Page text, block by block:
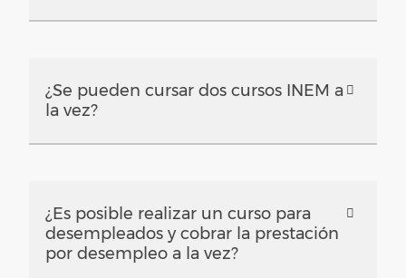
¿Se pueden cursar dos cursos INEM a
la vez?
¿Es posible realizar un curso para
desempleados y cobrar la prestación
por desempleo a la vez?